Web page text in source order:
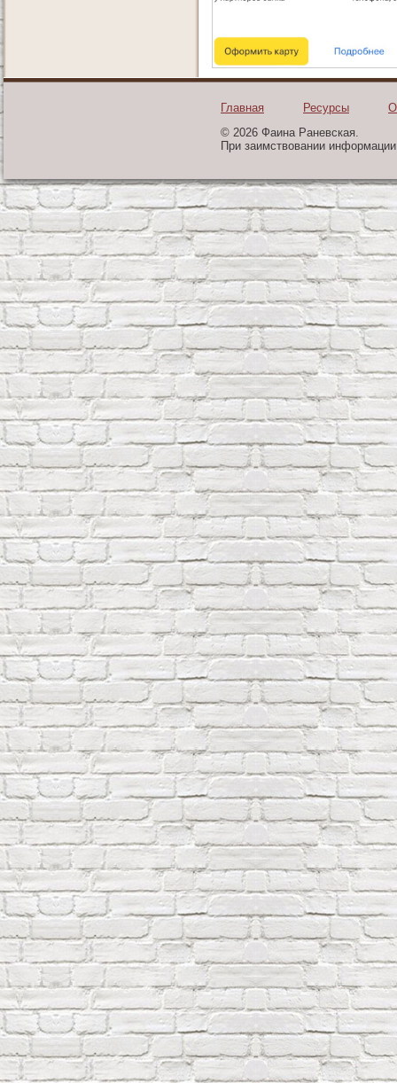
Главная Ресурсы
© 2026 Фаина Раневская.
При заимствовании